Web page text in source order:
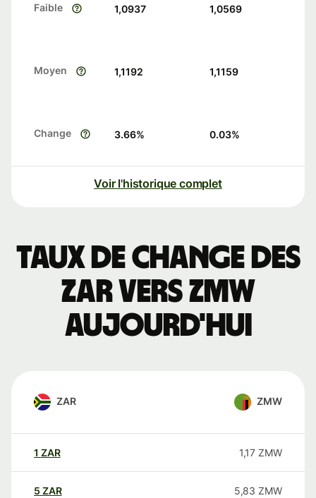
Faible 1,0937 1,0569
Moyen 1,1192 1,1159
Change 3.66% 0.03%
Voir l'historique complet
Taux de change des
ZAR vers ZMW
aujourd'hui
ZAR ZMW
1 ZAR 1,17 ZMW
5 ZAR 5,83 ZMW